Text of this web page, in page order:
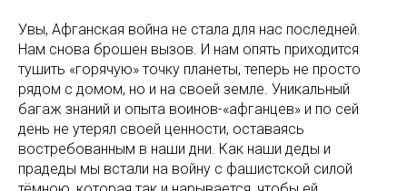
Увы, Афганская война не стала для нас последней.
Нам снова брошен вызов. И нам опять приходится
тушить «горячую» точку планеты, теперь не просто
рядом с домом, но и на своей земле. Уникальный
багаж знаний и опыта воинов-«афганцев» и по сей
день не утерял своей ценности, оставаясь
востребованным в наши дни. Как наши деды и
прадеды мы встали на войну с фашистской силой